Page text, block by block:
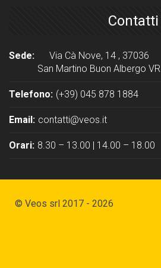
Contatti
Sede:
Via Cà Nove, 14 , 37036
San Martino Buon Albergo VR
Telefono: (+39) 045 878 1884
Email: contatti@veos.it
Orari: 8.30 – 13.00 | 14.00 – 18.00
© Veos srl 2017 - 2026